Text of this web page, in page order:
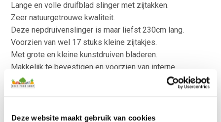
Deze website maakt gebruik van cookies
Lange en volle druifblad slinger met zijtakken.
Zeer natuurgetrouwe kwaliteit.
Deze nepdruivenslinger is maar liefst 230cm lang.
Voorzien van wel 17 stuks kleine zijtakjes.
Met grote en kleine kunstdruiven bladeren.
Makkelijk te bevestigen en voorzien van interne
metaaldraad.
Ook fraai in combinatie met onze
kunstdruiven trossen.
Kunstpalm.nl